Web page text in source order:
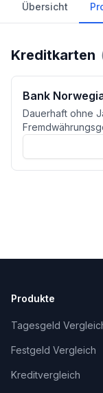
Übersicht
Kreditkarten
Bank
Dauerhaft ohne
Produkte
Tagesgeld
Festgeld Vergleich
Kreditvergleich